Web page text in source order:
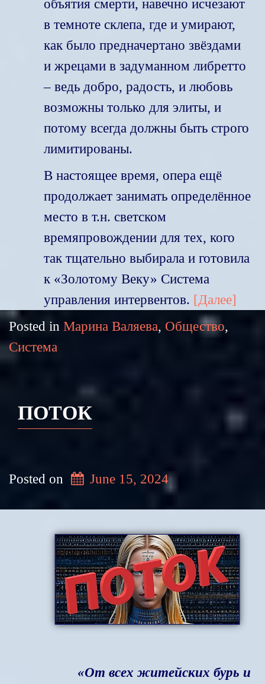
объятия смерти, навечно исчезают
в темноте склепа, где и умирают,
как было предначертано звёздами
и жрецами в задуманном либретто
– ведь добро, радость, и любовь
возможны только для элиты, и
потому всегда должны быть строго
лимитированы.
В настоящее время, опера ещё
продолжает занимать определённое
место в т.н. светском
времяпровождении для тех, кого
так тщательно выбирала и готовила
к «Золотому Веку» Система
управления интервентов. [Далее]
Posted in Марина Валяева, Общество,
Система
ПОТОК
Posted on June 15, 2024
«От всех житейских бурь и